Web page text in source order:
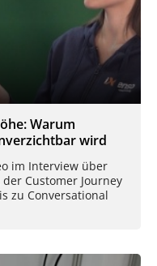
Warum
wird
im Interview über
Customer Journey
zu Conversational